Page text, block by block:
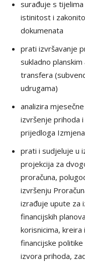
surađuje s
istinitost i
dokumenata
prati izvršavanje
sukladno
transfera
udrugama)
analizira
izvršenje prihoda
prijedloga
prati i sudjeluje u
projekcija za
proračuna,
izvršenju
izrađuje upute za
financijskih
korisnicima,
financijske
izvora prihoda,